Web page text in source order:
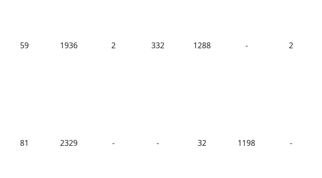
59 1936 2 332 1288 - 2
81 2329 - - 32 1198 -